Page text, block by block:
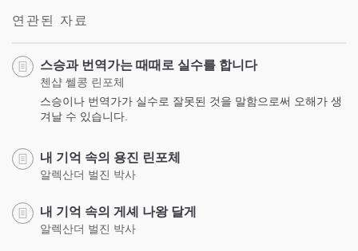
연관된 자료
스승과 번역가는 때때로 실수를 합니다
첸샵 쎌콩 린포체
스승이나 번역가가 실수로 잘못된 것을 말함으로써 오해가 생
겨날 수 있습니다.
내 기억 속의 용진 린포체
알렉산더 벌진 박사
내 기억 속의 게셰 나왕 달게
알렉산더 벌진 박사